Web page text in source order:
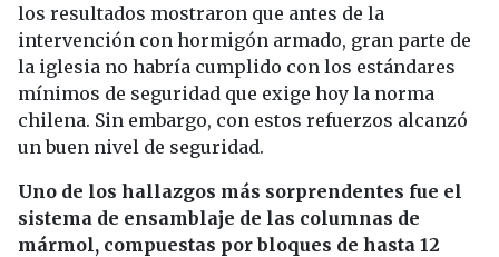
los resultados mostraron que antes de la
intervención con hormigón armado, gran parte de
la iglesia no habría cumplido con los estándares
mínimos de seguridad que exige hoy la norma
chilena. Sin embargo, con estos refuerzos alcanzó
un buen nivel de seguridad.
Uno de los hallazgos más sorprendentes fue el
sistema de ensamblaje de las columnas de
mármol, compuestas por bloques de hasta 12